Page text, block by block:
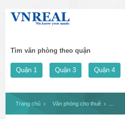
Tìm văn phòng theo quận
Quận 1 Quận 3 Quận 4
Trang chủ Văn phòng cho thuê